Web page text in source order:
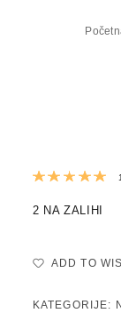
2 NA ZALIHI
ADD TO
KATEGORIJE: